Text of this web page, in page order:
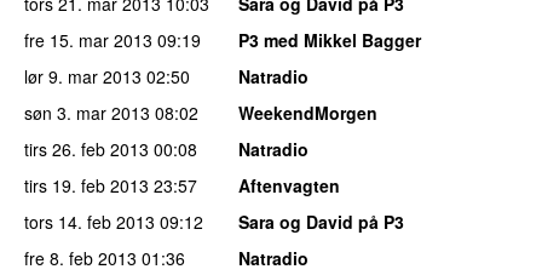
fre 15. mar 2013 09:19
P3 med Mikkel Bagger
lør 9. mar 2013 02:50
Natradio
søn 3. mar 2013 08:02
WeekendMorgen
tirs 26. feb 2013 00:08
Natradio
tirs 19. feb 2013 23:57
Aftenvagten
tors 14. feb 2013 09:12
Sara og David på P3
fre 8. feb 2013 01:36
Natradio